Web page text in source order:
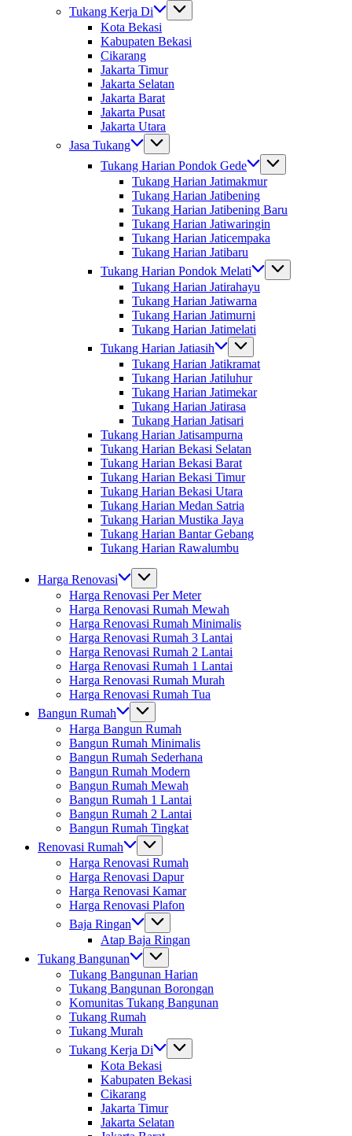
Tukang Kerja Di
Kota Bekasi
Kabupaten Bekasi
Cikarang
Jakarta Timur
Jakarta Selatan
Jakarta Barat
Jakarta Pusat
Jakarta Utara
Jasa Tukang
Tukang Harian Pondok Gede
Tukang Harian Jatimakmur
Tukang Harian Jatibening
Tukang Harian Jatibening Baru
Tukang Harian Jatiwaringin
Tukang Harian Jaticempaka
Tukang Harian Jatibaru
Tukang Harian Pondok Melati
Tukang Harian Jatirahayu
Tukang Harian Jatiwarna
Tukang Harian Jatimurni
Tukang Harian Jatimelati
Tukang Harian Jatiasih
Tukang Harian Jatikramat
Tukang Harian Jatiluhur
Tukang Harian Jatimekar
Tukang Harian Jatirasa
Tukang Harian Jatisari
Tukang Harian Jatisampurna
Tukang Harian Bekasi Selatan
Tukang Harian Bekasi Barat
Tukang Harian Bekasi Timur
Tukang Harian Bekasi Utara
Tukang Harian Medan Satria
Tukang Harian Mustika Jaya
Tukang Harian Bantar Gebang
Tukang Harian Rawalumbu
Harga Renovasi
Harga Renovasi Per Meter
Harga Renovasi Rumah Mewah
Harga Renovasi Rumah Minimalis
Harga Renovasi Rumah 3 Lantai
Harga Renovasi Rumah 2 Lantai
Harga Renovasi Rumah 1 Lantai
Harga Renovasi Rumah Murah
Harga Renovasi Rumah Tua
Bangun Rumah
Harga Bangun Rumah
Bangun Rumah Minimalis
Bangun Rumah Sederhana
Bangun Rumah Modern
Bangun Rumah Mewah
Bangun Rumah 1 Lantai
Bangun Rumah 2 Lantai
Bangun Rumah Tingkat
Renovasi Rumah
Harga Renovasi Rumah
Harga Renovasi Dapur
Harga Renovasi Kamar
Harga Renovasi Plafon
Baja Ringan
Atap Baja Ringan
Tukang Bangunan
Tukang Bangunan Harian
Tukang Bangunan Borongan
Komunitas Tukang Bangunan
Tukang Rumah
Tukang Murah
Tukang Kerja Di
Kota Bekasi
Kabupaten Bekasi
Cikarang
Jakarta Timur
Jakarta Selatan